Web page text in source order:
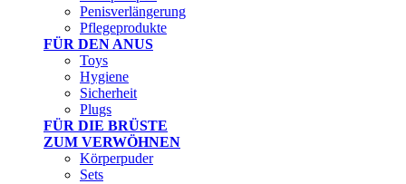
Penisverlängerung
Pflegeprodukte
FÜR DEN ANUS
Toys
Hygiene
Sicherheit
Plugs
FÜR DIE BRÜSTE
ZUM VERWÖHNEN
Körperpuder
Sets